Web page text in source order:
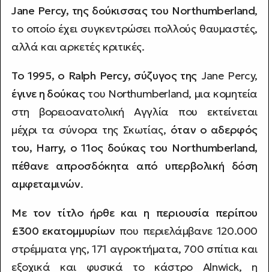
Jane Percy, της δούκισσας του Northumberland,
το οποίο έχει συγκεντρώσει πολλούς θαυμαστές,
αλλά και αρκετές κριτικές.
Το 1995, ο Ralph Percy, σύζυγος της Jane Percy,
έγινε η δούκαςτου Northumberland, μια κομητεία
στη βορειοανατολική Αγγλία που εκτείνεται
μέχρι τα σύνορα της Σκωτίας, όταν ο αδερφός
του, Harry, ο 11ος δούκας του Northumberland,
πέθανε απροσδόκητα από υπερβολική δόση
αμφεταμινών.
Με τον τίτλο ήρθε και η περιουσία περίπου
£300 εκατομμυρίων που περιελάμβανε 120.000
στρέμματα γης, 171 αγροκτήματα, 700 σπίτια και
εξοχικά και φυσικά το κάστρο Alnwick, η